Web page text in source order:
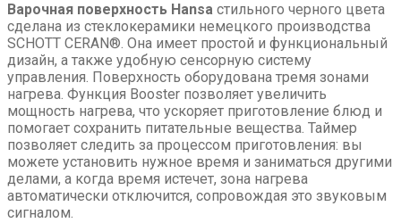
Варочная поверхность Hansa стильного черного цвета
сделана из стеклокерамики немецкого производства
SCHOTT CERAN®. Она имеет простой и функциональный
дизайн, а также удобную сенсорную систему
управления. Поверхность оборудована тремя зонами
нагрева. Функция Booster позволяет увеличить
мощность нагрева, что ускоряет приготовление блюд и
помогает сохранить питательные вещества. Таймер
позволяет следить за процессом приготовления: вы
можете установить нужное время и заниматься другими
делами, а когда время истечет, зона нагрева
автоматически отключится, сопровождая это звуковым
сигналом.